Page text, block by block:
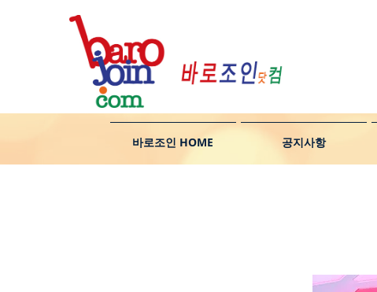
바로조인 HOME 공지사항